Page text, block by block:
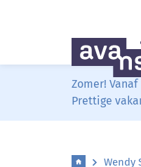
Zomer!
Prettige
Wendy